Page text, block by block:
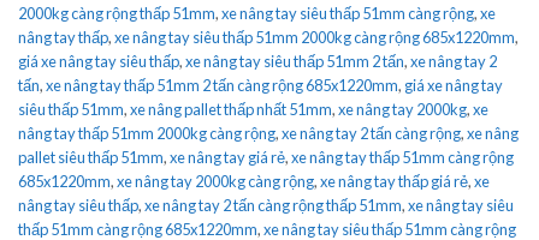
2000kg càng rộng thấp 51mm,xe nâng tay siêu thấp 51mm càng rộng,xe
nâng tay thấp,xe nâng tay siêu thấp 51mm 2000kg càng rộng 685x1220mm,
giá xe nâng tay siêu thấp,xe nâng tay siêu thấp 51mm 2 tấn,xe nâng tay 2
tấn,xe nâng tay thấp 51mm 2 tấn càng rộng 685x1220mm, giá xe nâng tay
siêu thấp 51mm,xe nâng pallet thấp nhất 51mm,xe nâng tay 2000kg,xe
nâng tay thấp 51mm 2000kg càng rộng,xe nâng tay 2 tấn càng rộng,xe nâng
pallet siêu thấp 51mm,xe nâng tay giá rẻ,xe nâng tay thấp 51mm càng rộng
685x1220mm,xe nâng tay 2000kg càng rộng,xe nâng tay thấp giá rẻ,xe
nâng tay siêu thấp,xe nâng tay 2 tấn càng rộng thấp 51mm,xe nâng tay siêu
thấp 51mm càng rộng 685x1220mm,xe nâng tay siêu thấp 51mm càng rộng